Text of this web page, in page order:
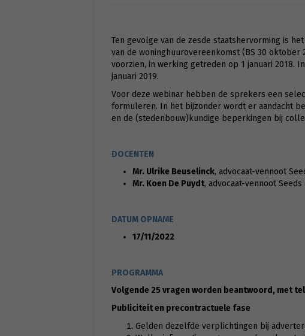
Ten gevolge van de zesde staatshervorming is
van de woninghuurovereenkomst (BS 30
voorzien, in werking getreden op 1 januari 2018.
januari 2019.
Voor deze webinar hebben de sprekers een
formuleren. In het bijzonder wordt er aandacht
en de (stedenbouw)kundige beperkingen bij
DOCENTEN
Mr. Ulrike Beuselinck, advocaat-vennoot
Mr. Koen De Puydt, advocaat-vennoot Seeds
DATUM OPNAME
17/11/2022
PROGRAMMA
Volgende 25 vragen worden beantwoord, met
Publiciteit en precontractuele fase
Gelden dezelfde verplichtingen bij